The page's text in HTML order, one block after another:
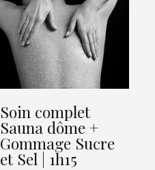
VIEW CARD
Soin complet
Sauna dôme +
Gommage Sucre
et Sel | 1h15